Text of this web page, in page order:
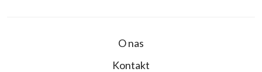
O nas
Kontakt